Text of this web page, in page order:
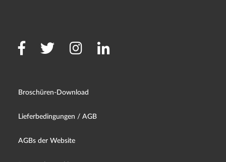
Broschüren-Download
Lieferbedingungen / AGB
AGBs der Website